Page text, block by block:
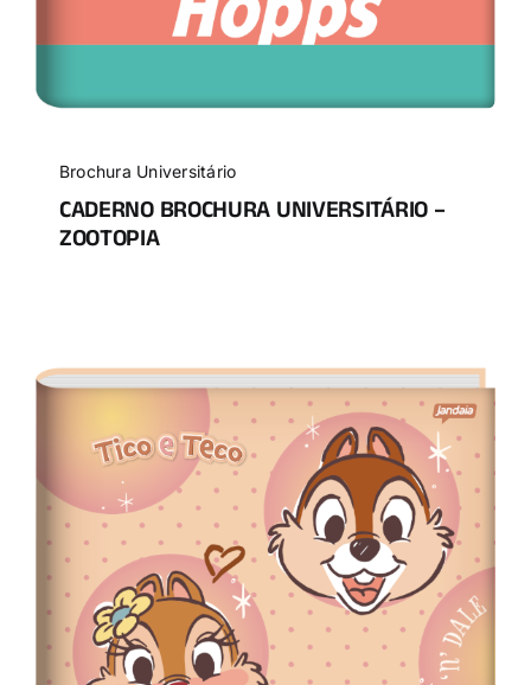
Brochura Universitário
CADERNO BROCHURA UNIVERSITÁRIO –
ZOOTOPIA